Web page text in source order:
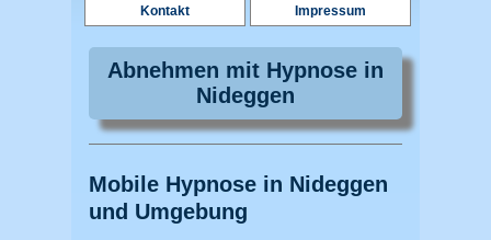
Kontakt Impressum
Abnehmen mit Hypnose in
Nideggen
Mobile Hypnose in Nideggen
und Umgebung